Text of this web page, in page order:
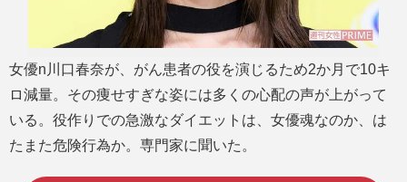
女優n川口春奈が、がん患者の役を演じるため2か月で10キ
ロ減量。その痩せすぎな姿には多くの心配の声が上がって
いる。役作りでの急激なダイエットは、女優魂なのか、は
たまた危険行為か。専門家に聞いた。